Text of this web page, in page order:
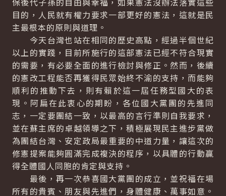
目的，人民就有權力要求一部更好的憲法，這就是民
主最根本的原則與道理。
今天台灣也站在相同的歷史高點，經過半個世紀
以上的實踐，目前所施行的這部憲法已經不符合現實
的需要，有必要全面的進行檢討與修正。然而，後續
的憲改工程能否再獲得民眾始終不渝的支持，而能夠
順利的推動下去，則有賴於這一屆任務型國大的表
現。阿扁在此衷心的期盼，各位國大黨團的先進同
志，一定要團結一致，以最高的言行準則自我要求，
並在蘇主席的卓越領導之下，積極展現民主進步黨做
為團結台灣、安定政局最重要的中道力量，讓這次的
修憲提案能夠圓滿完成複決的程序，以具體的行動贏
得全體國人同胞的肯定與支持。
最後，再一次恭喜國大黨團的成立，並祝福在場
所有的貴賓、朋友與先進們，身體健康、萬事如意。